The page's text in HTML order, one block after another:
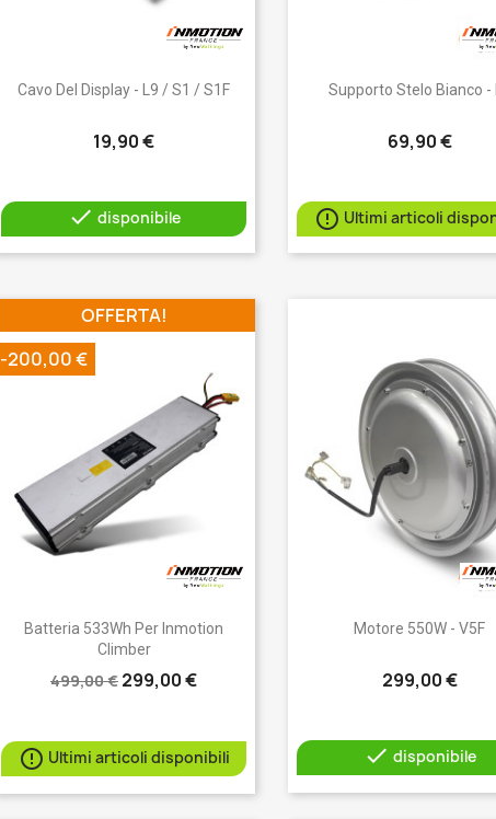
Anteprima
Cavo Del Display - L9 / S1 / S1F
19,90 €
 disponibile
Anteprima
Supporto Stelo Bianco -
69,90 €
 Ultimi articoli
Anteprima
Batteria 533Wh Per Inmotion
Climber
499,00 € 299,00 €
 Ultimi articoli disponibili
OFFERTA!
-200,00 €
Anteprima
Motore 550W - V5F
299,00 €
 disponibile